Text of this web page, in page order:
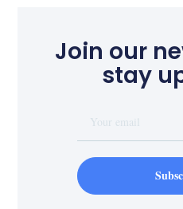
Join our
stay